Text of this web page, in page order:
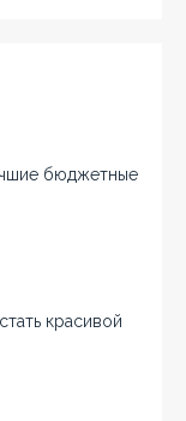
бюджетные
красивой